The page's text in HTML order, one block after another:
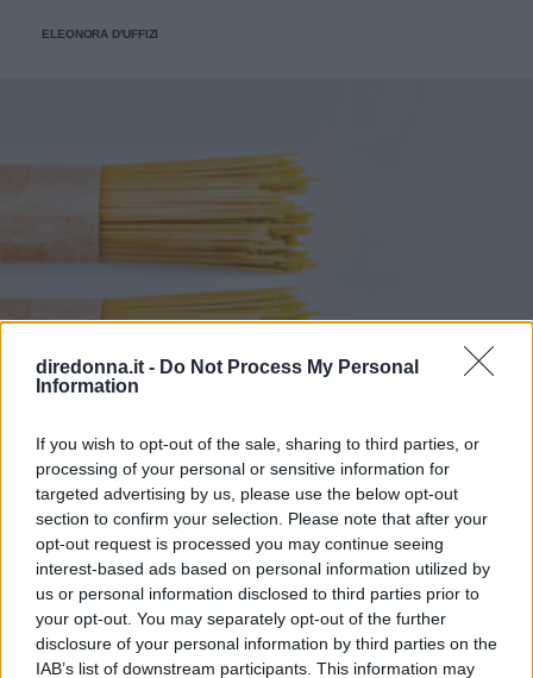
diredonna.it - Do Not Process My Personal
Information
If you wish to opt-out of the sale, sharing to third parties, or
processing of your personal or sensitive information for
targeted advertising by us, please use the below opt-out
section to confirm your selection. Please note that after your
opt-out request is processed you may continue seeing
interest-based ads based on personal information utilized by
us or personal information disclosed to third parties prior to
your opt-out. You may separately opt-out of the further
disclosure of your personal information by third parties on the
IAB’s list of downstream participants. This information may
consigli su come si cucina, con le ricette più sfiziose per
minerali. Con questa pellicola, il cereale è molto nutriente,
ma deve anche subire una cottura particolarmente lunga.
Per questo in commercio si trovano due varianti più
diffuse, il farro decorticato e il farro perlato. Il primo è solo
privo della glumetta; il secondo è sottoposto a un ulteriore
processo di raffinazione, simile a quello del riso e
dell’orzo. I chicchi del farro, dopo la perlatura, appaiono
più chiari, sono più digeribili e cuociono in fretta. Farro
perlato: proprietà, calorie e valori nutrizionali Il farro,
adatto a una dieta per celiaci. Le sue caratteristiche sono
simili a quelle del frumento. Generalmente, 100 g di
prodotto offrono 352 calorie e: Grassi 1,7 g, di cui acidi
grassi saturi 0,4 g Carboidrati 71 g, di cui zuccheri 1,1 g
Fibre 7 g Proteine 14 g Sale 0,06 g. Il farro è un potente
antiossidante, aiuta a regolare l’attività dell’intestino,
regala grazie alle fibre e alle proteine un senso di sazietà
duraturo, fornisce carboidrati di buona qualità, che non
appesantiscono. Come si cucina il farro perlato Questo
cerale si cucina principalmente in insalata estive, con
ELEONORA D'UFFIZI
PRODOTTI